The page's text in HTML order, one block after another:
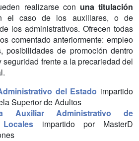
realizarse con una titulación
el caso de los auxiliares, o de
los administrativos. Ofrecen todas
comentado anteriormente: empleo
posibilidades de promoción dentro
frente a la precariedad del
del Estado impartido
Superior de Adultos
Auxiliar Administrativo de
impartido por MasterD